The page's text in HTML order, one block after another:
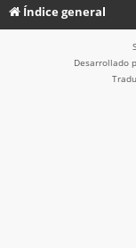
Índice general
Desarrollado